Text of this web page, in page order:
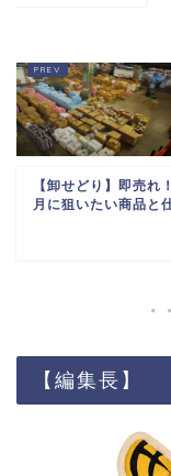
【卸せどり】即売れ
月に狙いたい商品と
【編集長】